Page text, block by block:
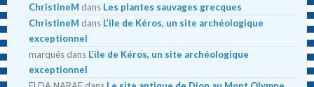
ChristineM dans Les plantes sauvages grecques
ChristineM dans L’ile de Kéros, un site archéologique
exceptionnel
marqués dans L’ile de Kéros, un site archéologique
exceptionnel